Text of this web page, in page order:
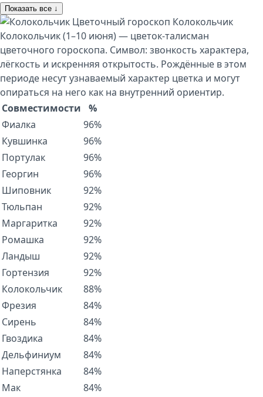
Показать все ↓
Цветочный гороскоп Колокольчик
Колокольчик (1–10 июня) — цветок-талисман
цветочного гороскопа. Символ: звонкость характера,
лёгкость и искренняя открытость. Рождённые в этом
периоде несут узнаваемый характер цветка и могут
опираться на него как на внутренний ориентир.
Совместимости
%
Фиалка
96%
Кувшинка
96%
Портулак
96%
Георгин
96%
Шиповник
92%
Тюльпан
92%
Маргаритка
92%
Ромашка
92%
Ландыш
92%
Гортензия
92%
Колокольчик
88%
Фрезия
84%
Сирень
84%
Гвоздика
84%
Дельфиниум
84%
Наперстянка
84%
Мак
84%